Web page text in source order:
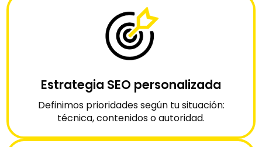
Estrategia SEO personalizada
Definimos prioridades según tu situación:
técnica, contenidos o autoridad.